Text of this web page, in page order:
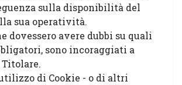
sulla disponibilità del
sua operatività.
dovessero avere dubbi su quali
sono incoraggiati a
di Cookie - o di altri